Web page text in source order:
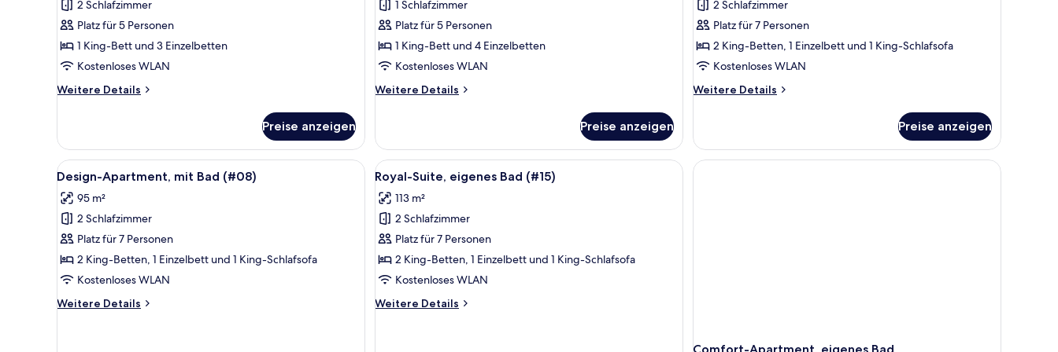
Superior-
Apartment,
eigenes
Bad
anzeigen
2 Schlafzimmer
Platz für 5 Personen
1 King-Bett und 3 Einzelbetten
Kostenloses WLAN
Weitere Details
Weitere
Apartment,
eigenes
Bad
(#02)
Preise anzeigen
Panoramic-
Apartment,
eigenes
Bad
anzeigen
1 Schlafzimmer
Platz für 5 Personen
1 King-Bett und 4 Einzelbetten
Kostenloses WLAN
Weitere Details
Weitere
Apartment,
eigenes
Bad
(#03)
Preise anzeigen
Deluxe-
Apartment,
mit
Bad
anzeigen
2 Schlafzimmer
Platz für 7 Personen
2 King-Betten, 1 Einzelbett und 1 King-Schlafsofa
Kostenloses WLAN
Weitere Details
Weitere
Apartment,
mit
Bad
Preise anzeigen
Alle
Fotos
für
Design-
Apartment,
mit
Bad
anzeigen
Eine moderne Küche mit Holzschränken und einer schwarzen Arbeitsplatte. Ein Essbereich mit Korbstühlen und einem Holztisch ist ebenfalls vorhanden.
12
Design-Apartment, mit Bad (#08)
95 m²
2 Schlafzimmer
Platz für 7 Personen
2 King-Betten, 1 Einzelbett und 1 King-Schlafsofa
Kostenloses WLAN
Weitere Details
Weitere
Alle
Fotos
für
Royal-
Suite,
eigenes
Bad
anzeigen
Ein Wohnzimmer mit einer Couch, Korbstühlen, einem kleinen runden Tisch mit einer Schale und einem Fernseher
12
Royal-Suite, eigenes Bad (#15)
113 m²
2 Schlafzimmer
Platz für 7 Personen
2 King-Betten, 1 Einzelbett und 1 King-Schlafsofa
Kostenloses WLAN
Weitere Details
Weitere